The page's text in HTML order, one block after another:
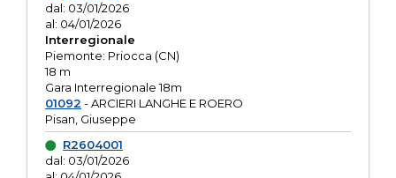
dal: 03/01/2026
al: 04/01/2026
Interregionale
Piemonte: Priocca (CN)
18 m
Gara Interregionale 18m
01092 - ARCIERI LANGHE E ROERO
Pisan, Giuseppe
R2604001
dal: 03/01/2026